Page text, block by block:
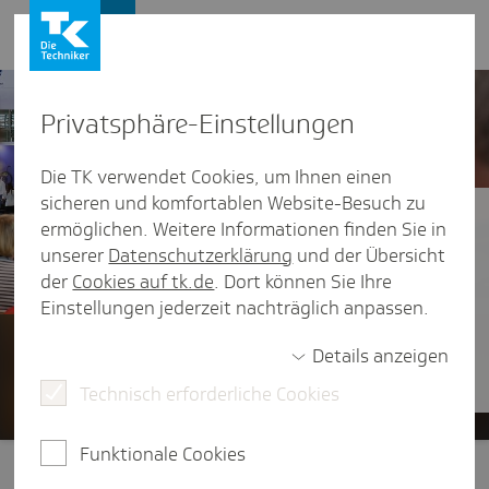
Reha­Care 2026
Bereits zum vierten Mal übernimmt die Techniker
Krankenkasse (TK) am 25. September in
Kooperation mit der Messe Düsseldorf einen Teil
des Forumsprogramms beim TREFFPUNKT
Privat­sphäre-Einstel­lungen
Die TK verwendet Cookies, um Ihnen einen
sicheren und komfortablen Website-Besuch zu
ermöglichen. Weitere Informationen finden Sie in
unserer Datenschutzerklärung und der Übersicht
der Cookies auf tk.de. Dort können Sie Ihre
Einstellungen jederzeit nachträglich anpassen.
Details anzeigen
Technisch erforderliche Cookies
Funktionale Cookies